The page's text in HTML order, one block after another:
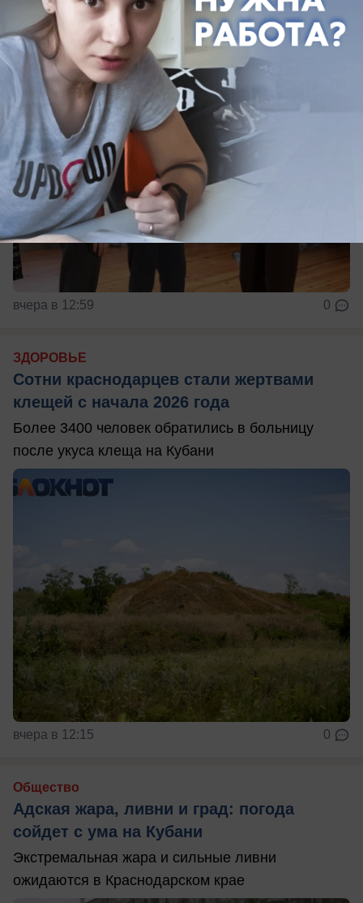
учебного года
вчера в 12:59 0
ЗДОРОВЬЕ
Сотни краснодарцев стали жертвами
клещей с начала 2026 года
Более 3400 человек обратились в больницу
после укуса клеща на Кубани
вчера в 12:15 0
Общество
Адская жара, ливни и град: погода
сойдет с ума на Кубани
Экстремальная жара и сильные ливни
ожидаются в Краснодарском крае